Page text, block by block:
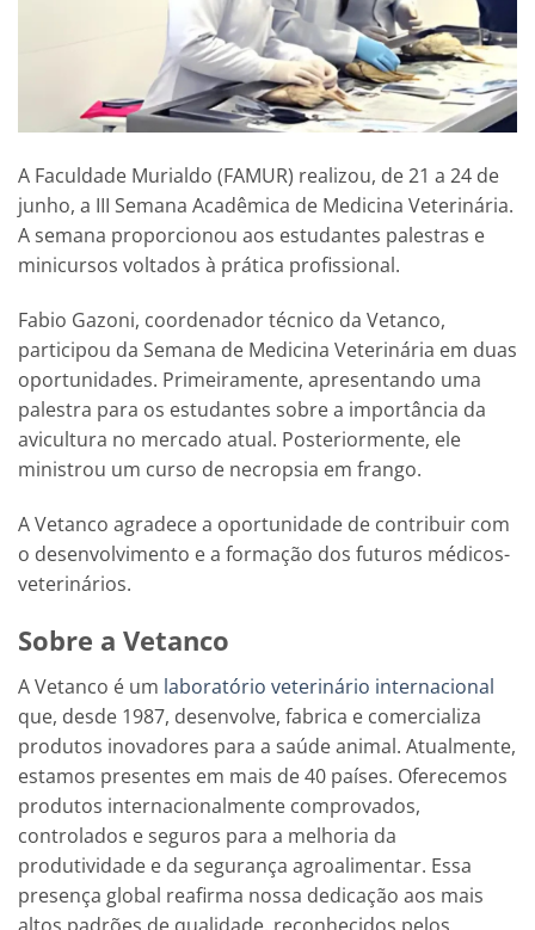
A Faculdade Murialdo (FAMUR) realizou, de 21 a 24 de
junho, a III Semana Acadêmica de Medicina Veterinária.
A semana proporcionou aos estudantes palestras e
minicursos voltados à prática profissional.
Fabio Gazoni, coordenador técnico da Vetanco,
participou da Semana de Medicina Veterinária em duas
oportunidades. Primeiramente, apresentando uma
palestra para os estudantes sobre a importância da
avicultura no mercado atual. Posteriormente, ele
ministrou um curso de necropsia em frango.
A Vetanco agradece a oportunidade de contribuir com
o desenvolvimento e a formação dos futuros médicos-
veterinários.
Sobre a Vetanco
A Vetanco é um laboratório veterinário internacional
que, desde 1987, desenvolve, fabrica e comercializa
produtos inovadores para a saúde animal. Atualmente,
estamos presentes em mais de 40 países. Oferecemos
produtos internacionalmente comprovados,
controlados e seguros para a melhoria da
produtividade e da segurança agroalimentar. Essa
presença global reafirma nossa dedicação aos mais